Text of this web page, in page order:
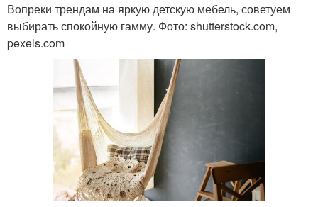
Вопреки трендам на яркую детскую мебель, советуем
выбирать спокойную гамму. Фото: shutterstock.com,
pexels.com